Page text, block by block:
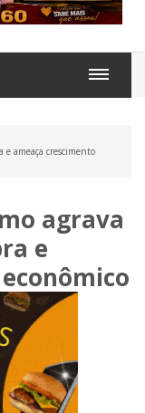
e ameaça crescimento
agrava
e